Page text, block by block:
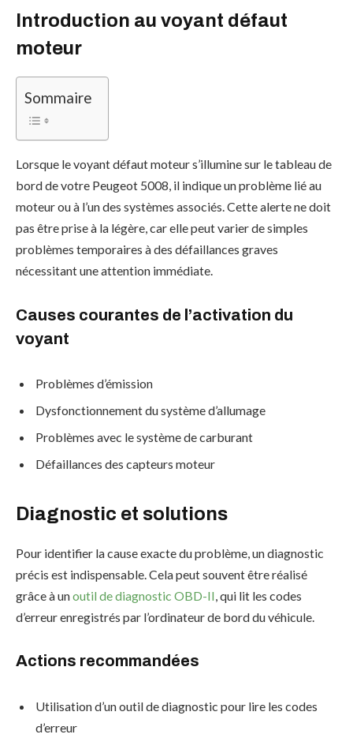
Introduction au voyant défaut
moteur
Sommaire
Lorsque le voyant défaut moteur s’illumine sur le tableau de
bord de votre Peugeot 5008, il indique un problème lié au
moteur ou à l’un des systèmes associés. Cette alerte ne doit
pas être prise à la légère, car elle peut varier de simples
problèmes temporaires à des défaillances graves
nécessitant une attention immédiate.
Causes courantes de l’activation du
voyant
Problèmes d’émission
Dysfonctionnement du système d’allumage
Problèmes avec le système de carburant
Défaillances des capteurs moteur
Diagnostic et solutions
Pour identifier la cause exacte du problème, un diagnostic
précis est indispensable. Cela peut souvent être réalisé
grâce à unoutil de diagnostic OBD-II , qui lit les codes
d’erreur enregistrés par l’ordinateur de bord du véhicule.
Actions recommandées
Utilisation d’un outil de diagnostic pour lire les codes
d’erreur